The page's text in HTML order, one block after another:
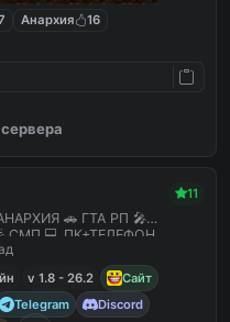
Анархия
16
11
🚗 ГТА РП 🎤
СМП 💻 ПК+ТЕЛЕФОН
v 1.8 - 26.2
Сайт
Telegram
Discord